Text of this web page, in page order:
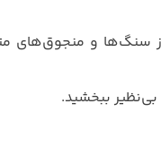
سنگ‌ها و منجوق‌های
بی‌نظیر ببخشید.